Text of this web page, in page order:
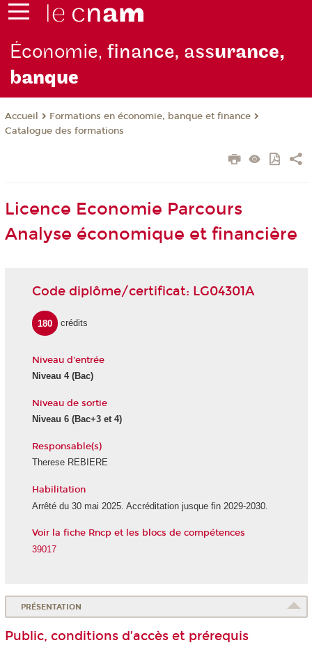
Économie,finance, assurance,
banque
Accueil
Formations en économie, banque et finance
Catalogue des formations
Licence Economie Parcours
Analyse économique et financière
Code diplôme/certificat: LG04301A
180 crédits
Niveau d'entrée
Niveau 4 (Bac)
Niveau de sortie
Niveau 6 (Bac+3 et 4)
Responsable(s)
Therese REBIERE
Habilitation
Arrêté du 30 mai 2025. Accréditation jusque fin 2029-2030.
Voir la fiche Rncp et les blocs de compétences
39017
PRÉSENTATION
Public, conditions d’accès et prérequis